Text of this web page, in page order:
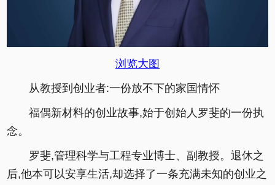
浏览大图
从教授到创业者:一份放不下的家国情怀
福偶新材料的创业故事,始于创始人罗斐的一份执
念。
罗斐,管理科学与工程专业博士、副教授。退休之
后,他本可以安享生活,却选择了一条充满未知的创业之